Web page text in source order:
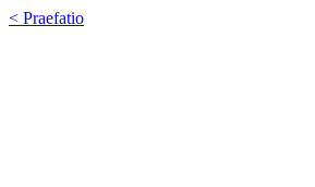
< Praefatio